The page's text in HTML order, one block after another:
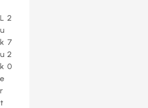
L
u
k
u
k
e
r
t
2
7
2
0